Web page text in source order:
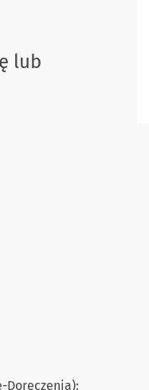
lub
Doręczenia):